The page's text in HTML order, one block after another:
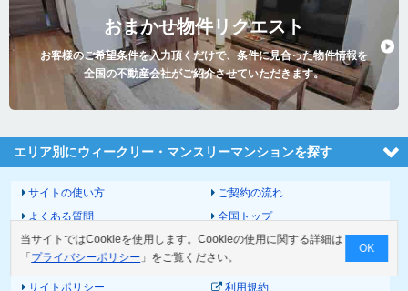
おまかせ物件リクエスト
お客様のご希望条件を入力頂くだけで、条件に見合った物件情報を
全国の不動産会社がご紹介させていただきます。
エリア別にウィークリー・マンスリーマンションを探す
サイトの使い方
ご契約の流れ
よくある質問
全国トップ
サイトマップ
運営会社
お問い合わせ
個人情報の取扱いについて
サイトポリシー
利用規約
当サイトではCookieを使用します。Cookieの使用に関する詳細は
「 プライバシーポリシー 」をご覧ください。
OK